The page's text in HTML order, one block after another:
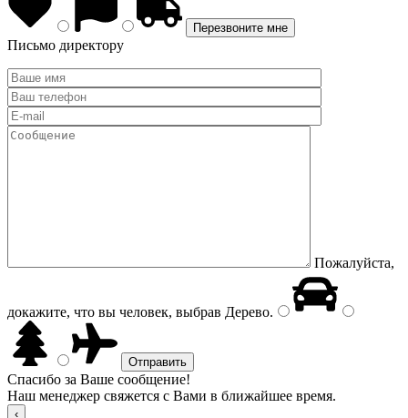
Письмо директору
Пожалуйста,
докажите, что вы человек, выбрав Дерево.
Спасибо за Ваше сообщение!
Наш менеджер свяжется с Вами в ближайшее время.